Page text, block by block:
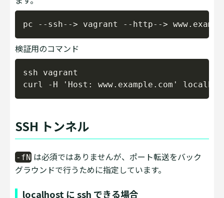
検証用のコマンド
ssh vagrant
SSH トンネル
-fN は必須ではありませんが、ポート転送をバック
グラウンドで行うために指定しています。
localhost に ssh できる場合